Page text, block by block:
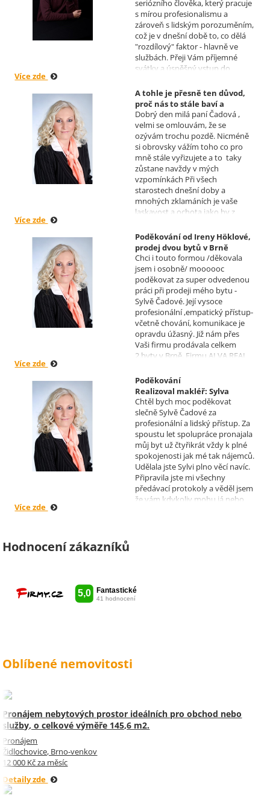
seriózního člověka, který pracuje
s mírou profesionalismu a
zároveň s lidským porozuměním,
což je v dnešní době to, co dělá
"rozdílový" faktor - hlavně ve
službách. Přeji Vám příjemné
svátky a úspěšný vstup do
Více zde
A tohle je přesně ten důvod,
proč nás to stále baví a
naplňuje, poděkování od pana
Míška.
Realizoval makléř: Sylva
Čadová
Dobrý den milá paní Čadová ,
velmi se omlouvám, že se
ozývám trochu pozdě. Nicméně
si obrovsky vážím toho co pro
mně stále vyřizujete a to taky
zůstane navždy v mých
vzpomínkách Při všech
starostech dnešní doby a
mnohých zklamáních je vaše
laskavost a ochota jako by z
informace a děkuji za vaše úsilí.
Zatím se mějte moc a moc hezky.
S pozdravem Pavel Míšek
Více zde
Poděkování od Ireny Höklové,
prodej dvou bytů v Brně
Realizoval makléř: Sylva
Čadová
Chci i touto formou /děkovala
jsem i osobně/ moooooc
poděkovat za super odvedenou
práci při prodeji mého bytu -
Sylvě Čadové. Její vysoce
profesionální ,empatický přístup-
včetně chování, komunikace je
opravdu úžasný. Již nám přes
Vaši firmu prodávala celkem
2.byty v Brně. Firmu ALVA REAL
Krásné dny Vám a Vašim
zaměstnancům. Irena Höklová,
Brno
Více zde
Poděkování
Realizoval makléř: Sylva
Čadová
Chtěl bych moc poděkovat
slečně Sylvě Čadové za
profesionální a lidský přístup. Za
spoustu let spolupráce pronajala
můj byt už čtyřikrát vždy k plné
spokojenosti jak mé tak nájemců.
Udělala jste Sylvi plno věcí navíc.
Připravila jste mi všechny
předávací protokoly a věděl jsem
že vám kdykoliv mohu já nebo
Více zde
Hodnocení zákazníků
Oblíbené nemovitosti
Pronájem nebytových prostor ideálních pro obchod nebo
služby, o celkové výměře 145,6 m2.
Pronájem
Židlochovice, Brno-venkov
12 000 Kč za měsíc
Detaily zde